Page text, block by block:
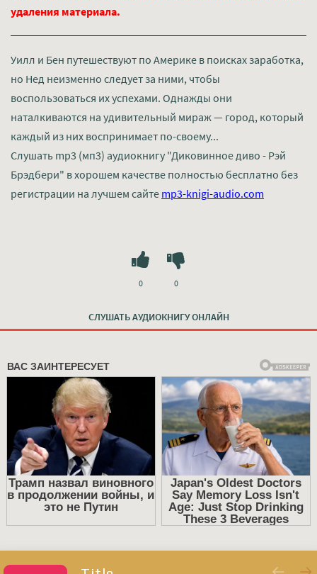
удаления материала.
Уилл и Бен путешествуют по Америке в поисках заработка,
но Нед неизменно следует за ними, чтобы
воспользоваться их успехами. Однажды они
наталкиваются на удивительный мираж — город, который
каждый из них воспринимает по-своему...
Слушать mp3 (мп3) аудиокнигу "Диковинное диво - Рэй
Брэдбери" в хорошем качестве полностью бесплатно без
регистрации на лучшем сайте mp3-knigi-audio.com
СЛУШАТЬ АУДИОКНИГУ ОНЛАЙН
0 0